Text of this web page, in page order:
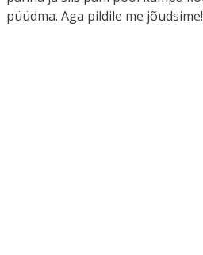
püüdma. Aga pildile me